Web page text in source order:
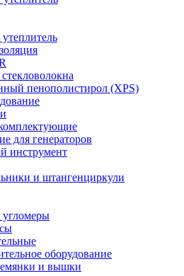
пенополистирол (XPS)
для генераторов
инструмент
и штангенциркули
оборудование
и вышки